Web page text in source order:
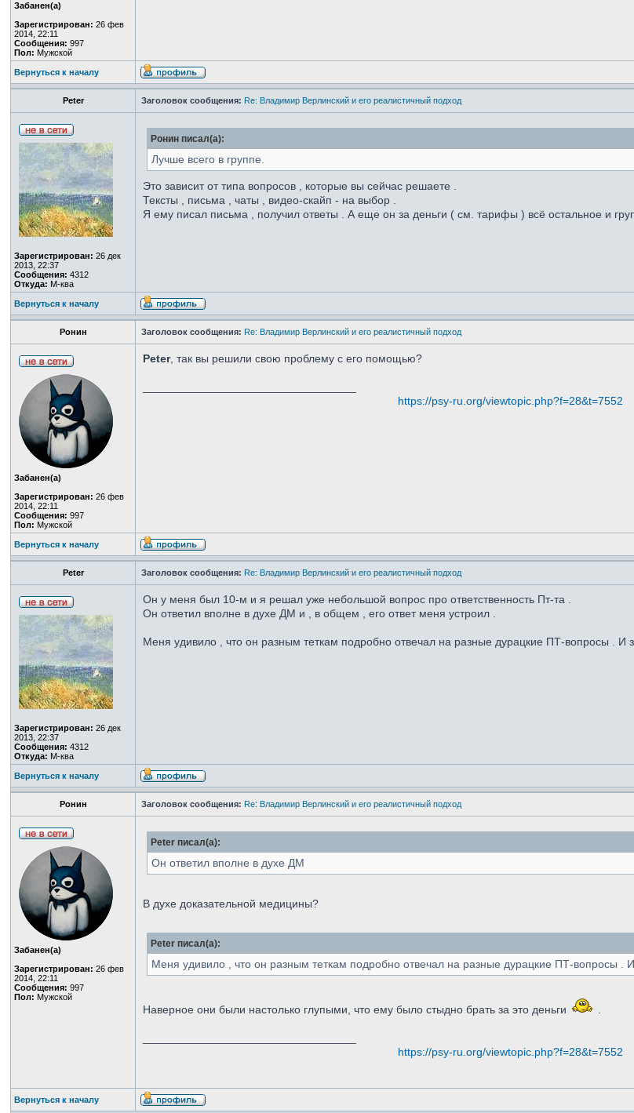
Забанен(а)
Зарегистрирован: 26 фев
2014, 22:11
Сообщения: 997
Пол: Мужской
Вернуться к началу
Peter Заголовок сообщения: Re: Владимир Верлинский и его реалистичный подход
Зарегистрирован: 26 дек
2013, 22:37
Сообщения: 4312
Откуда: М-ква
Ронин писал(а):
Лучше всего в группе.
Это зависит от типа вопросов , которые вы сейчас решаете .
Тексты , письма , чаты , видео-скайп - на выбор .
Я ему писал письма , получил ответы . А еще он за деньги ( см. тарифы ) всё остальное и
Вернуться к началу
Ронин Заголовок сообщения: Re: Владимир Верлинский и его реалистичный подход
Забанен(а)
Зарегистрирован: 26 фев
2014, 22:11
Сообщения: 997
Пол: Мужской
Peter, так вы решили свою проблему с его помощью?
https://psy-ru.org/viewtopic.php?f=28&t=7552
Вернуться к началу
Peter Заголовок сообщения: Re: Владимир Верлинский и его реалистичный подход
Зарегистрирован: 26 дек
2013, 22:37
Сообщения: 4312
Откуда: М-ква
Он у меня был 10-м и я решал уже небольшой вопрос про ответственность Пт-та .
Он ответил вполне в духе ДМ и , в общем , его ответ меня устроил .
Меня удивило , что он разным теткам подробно отвечал на разные дурацкие ПТ-вопросы . И
Вернуться к началу
Ронин Заголовок сообщения: Re: Владимир Верлинский и его реалистичный подход
Забанен(а)
Зарегистрирован: 26 фев
2014, 22:11
Сообщения: 997
Пол: Мужской
Peter писал(а):
Он ответил вполне в духе ДМ
В духе доказательной медицины?
Peter писал(а):
Меня удивило , что он разным теткам подробно отвечал на разные дурацкие ПТ-вопросы . И
Наверное они были настолько глупыми, что ему было стыдно брать за это деньги
https://psy-ru.org/viewtopic.php?f=28&t=7552
Вернуться к началу